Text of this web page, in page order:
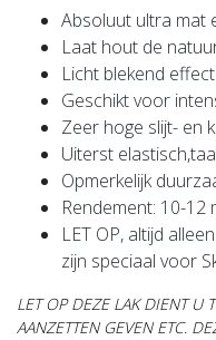
Absoluut ultra mat
Laat hout de
Licht blekend
Geschikt voor
Zeer hoge slijt- en
Uiterst
Opmerkelijk
Rendement: 10-
LET OP, altijd
zijn speciaal voor
LET OP DEZE LAK DIENT U
AANZETTEN GEVEN ETC.